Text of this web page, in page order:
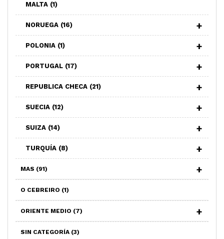
MALTA (1)
NORUEGA (16)
POLONIA (1)
PORTUGAL (17)
REPUBLICA CHECA (21)
SUECIA (12)
SUIZA (14)
TURQUÍA (8)
MAS (91)
O CEBREIRO (1)
ORIENTE MEDIO (7)
SIN CATEGORÍA (3)